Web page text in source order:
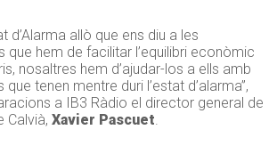
d’Alarma allò que ens diu a les
que hem de facilitar l’equilibri econòmic
nosaltres hem d’ajudar-los a ells amb
tenen mentre duri l’estat d’alarma”,
a IB3 Ràdio el director general de
Calvià,Xavier Pascuet.